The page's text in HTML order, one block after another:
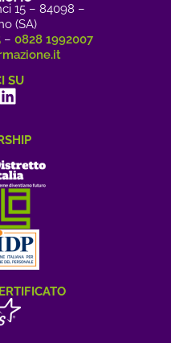
15 – 84098 –
(SA)
– 0828 1992007
SU